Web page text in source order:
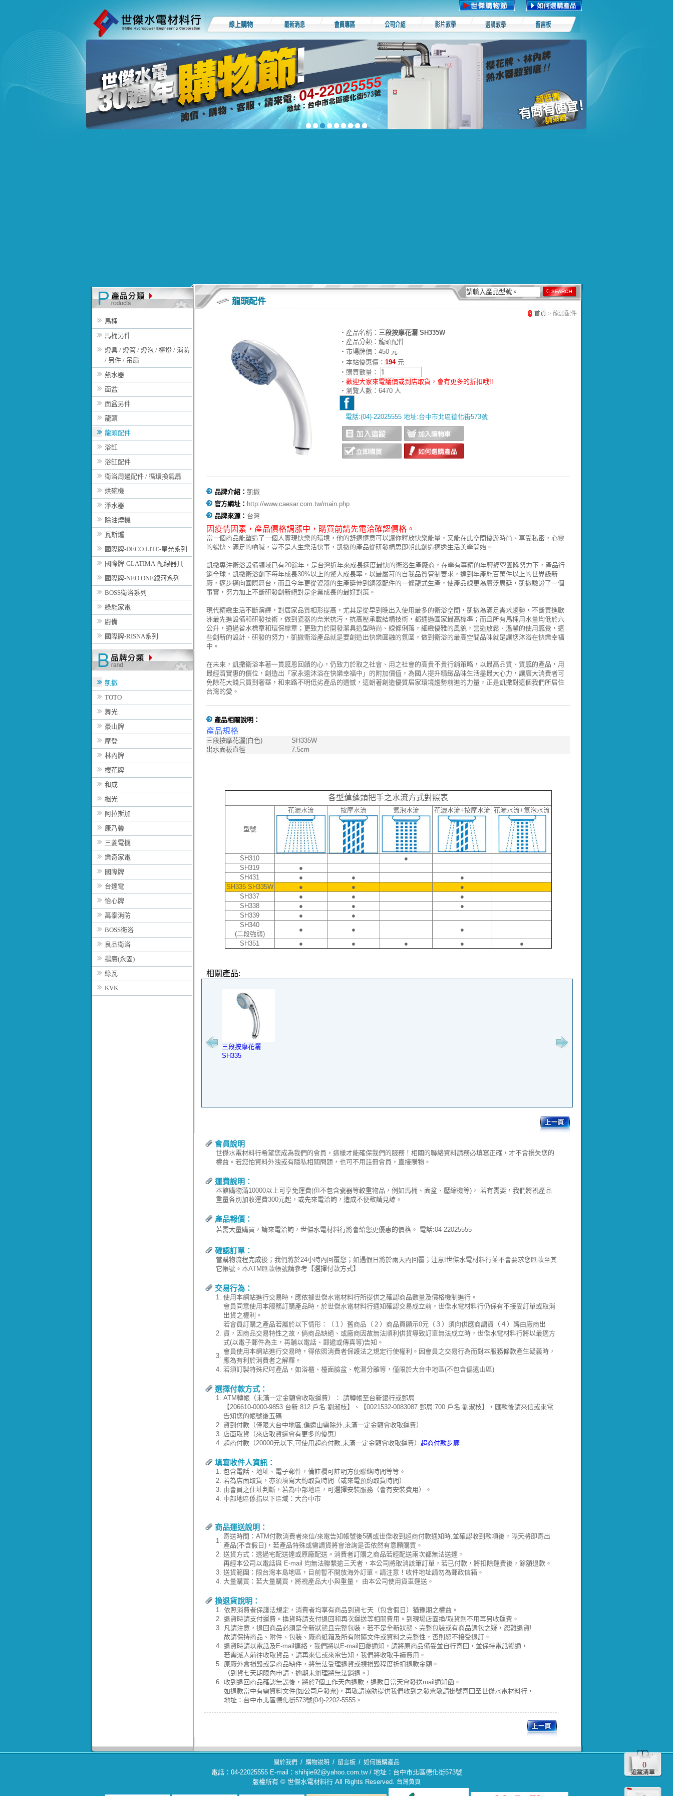
馬桶
馬桶另件
燈具 / 燈管 / 燈泡 / 檯燈 / 消防
/ 另件 / 吊扇
熱水器
面盆
面盆另件
龍頭
龍頭配件
浴缸
浴缸配件
衛浴周邊配件 / 循環換氣扇
烘碗機
淨水器
除油煙機
瓦斯爐
國際牌-DECO LITE-星光系列
國際牌-GLATIMA-配線器具
國際牌-NEO ONE銀河系列
BOSS衛浴系列
綠能家電
廚備
國際牌-RISNA系列
凱撒
TOTO
舞光
豪山牌
摩登
林內牌
櫻花牌
和成
楓光
阿拉斯加
康乃馨
三菱電機
樂奇家電
國際牌
台達電
怡心牌
萬泰消防
BOSS衛浴
良品衛浴
揚廣(永固)
綠瓦
KVK
龍頭配件
首頁 > 龍頭配件
‧產品名稱： 三段按摩花灑 SH335W
‧產品分類：龍頭配件
‧市場牌價：450 元
‧本站優惠價： 194元
‧購買數量：
‧ 歡迎大家來電議價或到店取貨，會有更多的折扣哦!!
‧瀏覽人數：6470 人
電話:(04)-22025555 地址:台中市北區德化街573號
品牌介紹： 凱撒
官方網址： http://www.caesar.com.tw/main.php
品牌來源： 台灣
因疫情因素， 產品價格調漲中，購買前請先電洽確認價格。
當一個商品能塑造了一個人實現快樂的環境，他的舒適愜意可以讓你釋放快樂能量，又能在此空間優游時尚、享受私密，心靈
的暢快、滿足的吶喊，豈不是人生樂活快事，凱撒的產品從研發構思即朝此創造適逸生活美學開始。
凱撒專注衛浴設備領域已有20餘年，是台灣近年來成長速度最快的衛浴生產廠商，在學有專精的年輕經營團隊努力下，產品行
銷全球，凱撒衛浴創下每年成長30%以上的驚人成長率，以最嚴苛的自我品質管制要求，達到年產能百萬件以上的世界級新
廠，逐步邁向國際舞台，而且今年更從瓷器的生產延伸到銅器配件的一條龍式生產，使產品線更為廣泛周延，凱撒驗證了一個
事實，努力加上不斷研發創新絕對是企業成長的最好對策。
現代精緻生活不斷演繹，對居家品質相形提高，尤其是從早到晚出入使用最多的衛浴空間，凱撒為滿足需求趨勢，不斷買進歐
洲最先進設備和研發技術，做到瓷器的奈米抗污，抗高壓承載結構技術，都通過國家最高標準；而且所有馬桶用水量均低於六
公升，通過省水標章和環保標章；更致力於開發潔具造型時尚、線條俐落，細緻優雅的風貌，營造放鬆、溫馨的使用感覺，這
些創新的設計、研發的努力，凱撒衛浴產品就是要創造出快樂圓融的氛圍，做到衛浴的最高空間品味就是讓您沐浴在快樂幸福
中。
在未來，凱撒衛浴本著一貫感恩回饋的心，仍致力於取之社會、用之社會的高貴不貴行銷策略，以最高品質、質感的產品，用
最經濟實惠的價位，創造出「家永遠沐浴在快樂幸福中」的附加價值，為國人提升精緻品味生活盡最大心力，讓廣大消費者可
免除花大錢只買到奢華，和來路不明低劣產品的遺憾，這朝著創造優質居家環境趨勢前進的力量，正是凱撒對這個我們所居住
台灣的愛。
產品相關說明：
產品規格
三段按摩花灑(白色)
SH335W
出水面板直徑
7.5cm
各型蓮蓬頭把手之水流方式對照表
型號
花灑水流 按摩水流 氣泡水流 花灑水流+按摩水流 花灑水流+氣泡水流
SH310
●
SH319
●
SH431
● ●
●
SH335 SH335W
● ●
●
SH337
● ●
●
SH338
● ●
●
SH339
●
●
SH340
(二段強弱)
● ●
●
SH351
● ● ● ● ●
相關產品:
三段按摩花灑
SH335
會員說明
世傑水電材料行希望您成為我們的會員，這樣才能確保我們的服務！相關的聯絡資料請務必填寫正確，才不會損失您的
權益。若您怕資料外洩或有隱私相關問題，也可不用註冊會員，直接購物。
運費說明：
本館購物滿10000以上可享免運費(但不包含瓷器等較重物品，例如馬桶、面盆、壓縮機等)， 若有需要，我們將視產品
重量各別加收運費300元起，或先來電洽詢，造成不便敬請見諒。
產品報價：
若需大量購買，請來電洽詢，世傑水電材料行將會給您更優惠的價格。 電話:04-22025555
確認訂單：
當購物流程完成後；我們將於24小時內回覆您；如遇假日將於兩天內回覆；注意!世傑水電材料行並不會要求您匯款至其
它帳號。本ATM匯款帳號請參考【選擇付款方式】
交易行為：
1. 使用本網站進行交易時，應依據世傑水電材料行所提供之確認商品數量及價格機制進行。
會員同意使用本服務訂購產品時，於世傑水電材料行通知確認交易成立前，世傑水電材料行仍保有不接受訂單或取消
出貨之權利。
2.
若會員訂購之產品若屬於以下情形：（１）舊商品（２）商品頁顯示0元（３）須向供應商調貨（４）轉由廠商出
貨，因商品交易特性之故，倘商品缺絕、或廠商因故無法順利供貨導致訂單無法成立時，世傑水電材料行將以最適方
式(以電子郵件為主，再輔以電話、郵遞或傳真等)告知。
3.
會員使用本網站進行交易時，得依照消費者保護法之規定行使權利。因會員之交易行為而對本服務條款產生疑義時，
應為有利於消費者之解釋。
4. 若須訂製特殊尺吋產品，如浴櫃、檯面臉盆、乾濕分離等，僅限於大台中地區(不包含偏遠山區)
選擇付款方式：
1. ATM轉帳（未滿一定金額會收取運費）： 請轉帳至台新銀行或郵局
【206610-0000-9853 台新:812 戶名:劉淑枝】、【0021532-0083087 郵局:700 戶名:劉淑枝】，匯款後請來信或來電
告知您的帳號後五碼
2. 貨到付款（僅限大台中地區,偏遠山需除外,未滿一定金額會收取運費）
3. 店面取貨（來店取貨還會有更多的優惠）
4. 超商付款（20000元以下,可使用超商付款,未滿一定金額會收取運費） 超商付款步驟
填寫收件人資訊：
1. 包含電話、地址、電子郵件，備註欄可註明方便聯絡時間等等。
2. 若為店面取貨，亦須填寫大約取貨時間（或來電預約取貨時間）
3. 由會員之住址判斷，若為中部地區 ，可選擇安裝服務（會有安裝費用）。
4. 中部地區係指以下區域：大台中市
商品運送說明：
1.
寄送時間：ATM付款消費者來信/來電告知帳號後5碼或世傑收到超商付款通知時,並確認收到款項後，隔天將即寄出
產品(不含假日)，若產品特殊或需調貨將會洽詢是否依然有意願購買。
2. 送貨方式：透過宅配送達或原廠配送。消費者訂購之商品若經配送兩次都無法送達，
再經本公司以電話與 E-mail 均無法聯繫逾三天者，本公司將取消該筆訂單，若已付款，將扣除運費後，餘額退款。
3. 送貨範圍：限台灣本島地區，目前暫不開放海外訂單。請注意！收件地址請勿為郵政信箱。
4. 大量購買：若大量購買，將視產品大小與重量， 由本公司使用貨車運送。
換退貨說明：
1. 依照消費者保護法規定，消費者均享有商品到貨七天（包含假日）猶豫期之權益。
2. 退貨時請支付運費。換貨時請支付退回和再次運送等相關費用。到現場店面換/取貨則不用再另收運費。
3. 凡請注意，退回商品必須是全新狀態且完整包裝，若不是全新狀態、完整包裝或有商品調包之疑，恕難退貨!
故請保持商品、附件、包裝、廠商紙箱及所有附隨文件或資料之完整性，否則恕不接受退訂。
4. 退貨時請以電話及E-mail連絡，我們將以E-mail回覆通知，請將原商品備妥並自行寄回，並保持電話暢通，
若需派人前往收取貨品，請再來信或來電告知，我們將收取手續費用。
5. 原廠外盒損毀或是商品缺件，將無法受理退貨或視損毀程度折扣退款金額。
（到貨七天期限內申請，逾期未辦理將無法銷退。）
6. 收到退回商品確認無誤後，將於7個工作天內退款，退款日當天會發送mail通知函。
如退款當中有需資料文件(如公司戶發票)，再敬請協助提供我們收到之發票敬請掛號寄回至世傑水電材料行，
地址：台中市北區德化街573號(04)-2202-5555。
關於我們 / 購物說明 / 留言板 / 如何選購產品
電話：04-22025555 E-mail：shihjie92@yahoo.com.tw / 地址：台中市北區德化街573號
版權所有 © 世傑水電材料行 All Rights Reserved. 台灣黃頁
0